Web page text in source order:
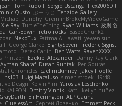
Tom Rudolf Sergio Uscanga Flex2006D !
Qusto ぶー うじ
Tenzide Gallery
Michael Dunphy GremlinBrokeMyVideoGame
Xie Ray TurtleTheThing Ryan Williams 政則 谷
Carl-Edwin retro rocks EasedChunk2
NekoTux Fattma Al Lawati yewen sun
George Clarke EightySeven Frederic Sigrist
Derek Carlin Ben Watts RavenXXXX
Printzen Ezekiel Alexander Danny Ray Clark
Ayman Sharaf Dusan Runtak Per Gouras
Chronicles cael mckinney Jakey Floofle
ns103 Luigi Macaluso simen stroek 19:48
Design Kelvin Yim Yaroslav Leschenko
KALFON Dmitry Vinnik Katti keilyn nuñez
GrayDarth Eli Herrington ALP Gauna
CluelessArt Cергей Лозенко Emmett Peck